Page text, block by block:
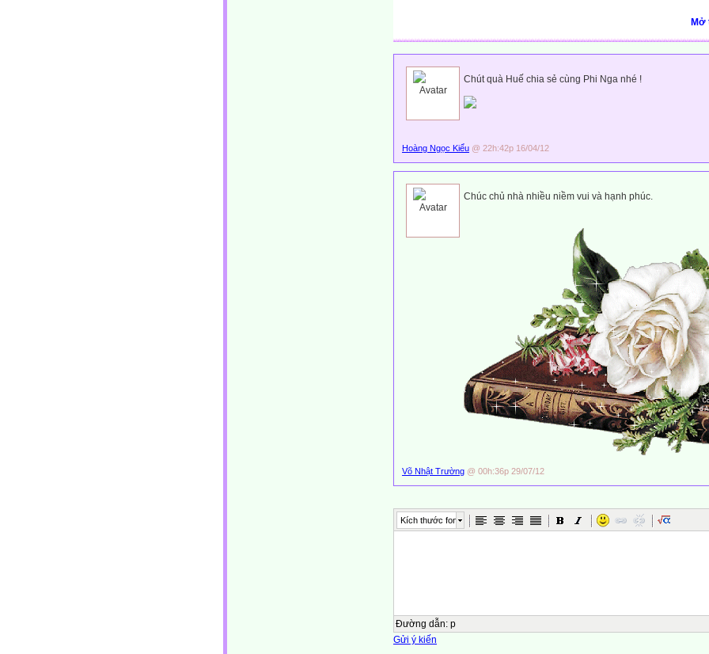
Mở
Chút quà Huế chia sẻ cùng Phi Nga nhé !
Hoàng Ngọc Kiểu @ 22h:42p 16/04/12
Chúc chủ nhà nhiều niềm vui và hạnh phúc.
Võ Nhật Trường @ 00h:36p 29/07/12
Kích thước font
Đường dẫn: p
Gửi ý kiến